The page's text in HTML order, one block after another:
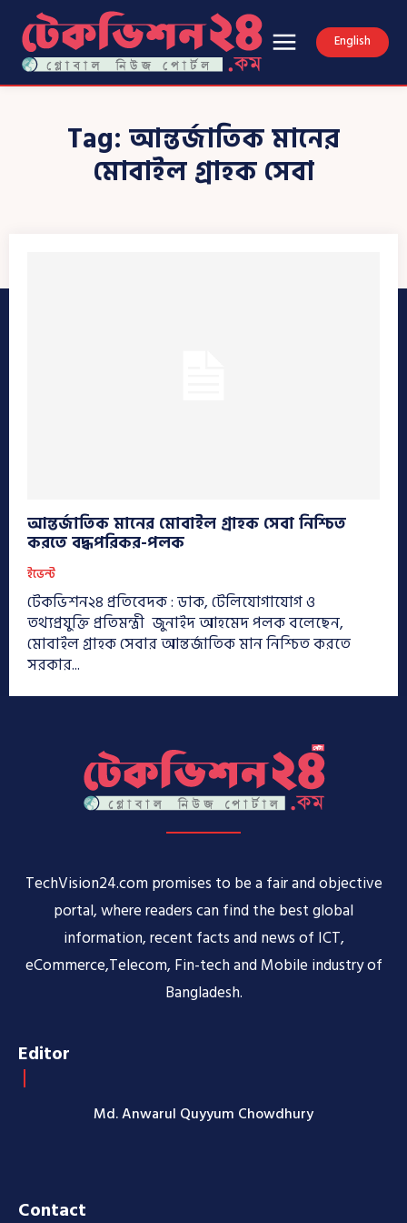
English
Tag: আন্তর্জাতিক মানের
মোবাইল গ্রাহক সেবা
আন্তর্জাতিক মানের মোবাইল গ্রাহক সেবা নিশ্চিত
করতে বদ্ধপরিকর-পলক
ইভেন্ট
টেকভিশন২৪ প্রতিবেদক : ডাক, টেলিযোগাযোগ ও
তথ্যপ্রযুক্তি প্রতিমন্ত্রী জুনাইদ আহমেদ পলক বলেছেন,
মোবাইল গ্রাহক সেবার আন্তর্জাতিক মান নিশ্চিত করতে
সরকার...
TechVision24.com promises to be a fair and objective
portal, where readers can find the best global
information, recent facts and news of ICT,
eCommerce,Telecom, Fin-tech and Mobile industry of
Bangladesh.
Editor
Md. Anwarul Quyyum Chowdhury
Contact